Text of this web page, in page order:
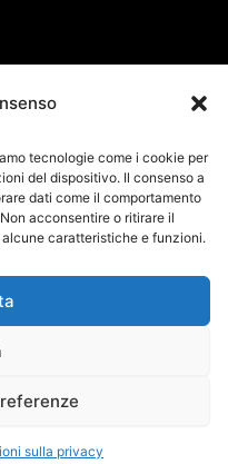
tecnologie come i cookie per
del dispositivo. Il consenso a
dati come il comportamento
acconsentire o ritirare il
caratteristiche e funzioni.
sulla privacy